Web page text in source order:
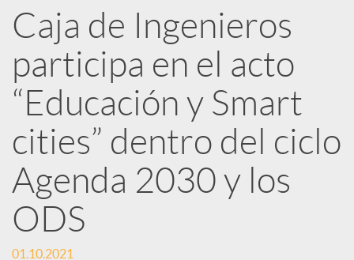
R
e
d
e
s
Caja de Ingenieros
participa en el acto
“Educación y Smart
cities” dentro del ciclo
Agenda 2030 y los
ODS
01.10.2021